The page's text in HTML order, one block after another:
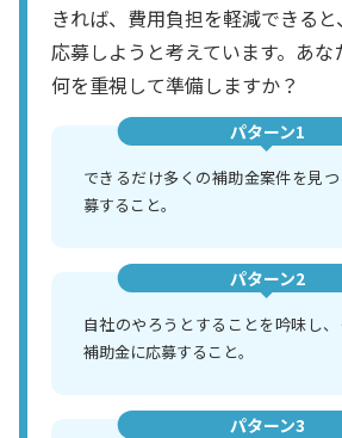
きれば、費用負担を軽減できる
応募しようと考えています。あな
何を重視して準備しますか？
パターン1
できるだけ多くの補助金案件を見
募すること。
パターン2
自社のやろうとすることを吟味し
補助金に応募すること。
パターン3